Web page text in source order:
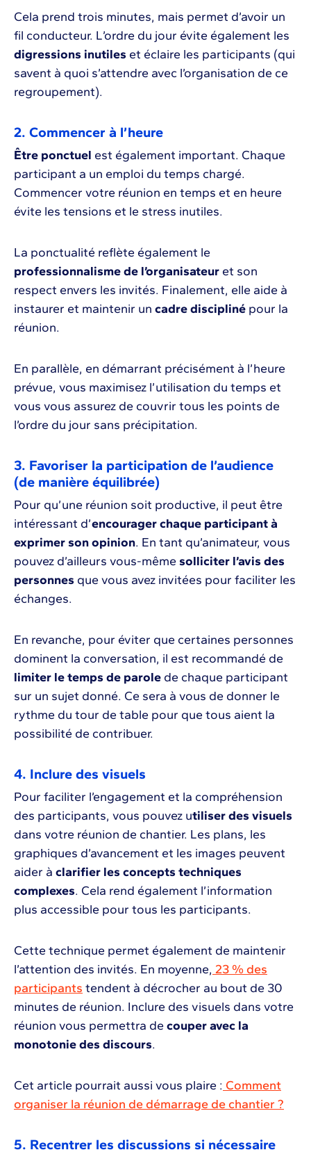
Cela prend trois minutes, mais permet d’avoir un
fil conducteur. L’ordre du jour évite également les
digressions inutiles et éclaire les participants (qui
savent à quoi s’attendre avec l’organisation de ce
regroupement).
2. Commencer à l’heure
Être ponctuel est également important. Chaque
participant a un emploi du temps chargé.
Commencer votre réunion en temps et en heure
évite les tensions et le stress inutiles.
La ponctualité reflète également le
professionnalisme de l’organisateur et son
respect envers les invités. Finalement, elle aide à
instaurer et maintenir un cadre discipliné pour la
réunion.
En parallèle, en démarrant précisément à l’heure
prévue, vous maximisez l’utilisation du temps et
vous vous assurez de couvrir tous les points de
l’ordre du jour sans précipitation.
3. Favoriser la participation de l’audience
(de manière équilibrée)
Pour qu’une réunion soit productive, il peut être
intéressant d’encourager chaque participant à
exprimer son opinion. En tant qu’animateur, vous
pouvez d’ailleurs vous-même solliciter l’avis des
personnes que vous avez invitées pour faciliter les
échanges.
En revanche, pour éviter que certaines personnes
dominent la conversation, il est recommandé de
limiter le temps de parole de chaque participant
sur un sujet donné. Ce sera à vous de donner le
rythme du tour de table pour que tous aient la
possibilité de contribuer.
4. Inclure des visuels
Pour faciliter l’engagement et la compréhension
des participants, vous pouvez utiliser des visuels
dans votre réunion de chantier. Les plans, les
graphiques d’avancement et les images peuvent
aider à clarifier les concepts techniques
complexes. Cela rend également l’information
plus accessible pour tous les participants.
Cette technique permet également de maintenir
l’attention des invités. En moyenne, 23 % des
participants tendent à décrocher au bout de 30
minutes de réunion. Inclure des visuels dans votre
réunion vous permettra de couper avec la
monotonie des discours.
Cet article pourrait aussi vous plaire : Comment
organiser la réunion de démarrage de chantier ?
5. Recentrer les discussions si nécessaire